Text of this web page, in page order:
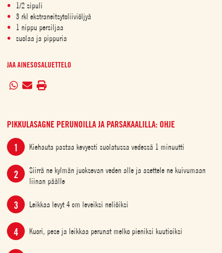
1/2 sipuli
3 rkl ekstraneitsytoliiviöljyä
1 nippu persiljaa
suolaa ja pippuria
JAA AINESOSALUETTELO
PIKKULASAGNE PERUNOILLA JA PARSAKAALILLA: OHJE
Kiehauta pastaa kevyesti suolatussa vedessä 1 minuutti
Siirrä ne kylmän juoksevan veden alle ja asettele ne kuivumaan
liinan päälle
Leikkaa levyt 4 cm leveiksi neliöiksi
Kuori, pese ja leikkaa perunat melko pieniksi kuutioiksi